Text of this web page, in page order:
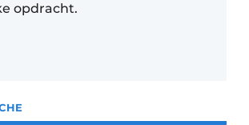
opdracht.